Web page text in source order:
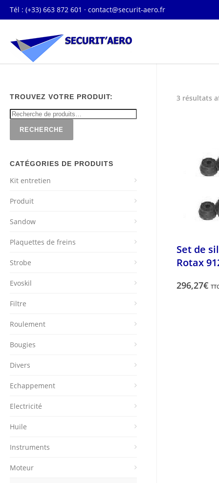
Tél : (+33) 663 872 601 · contact@securit-aero.fr
3 résultats
Set de
Rotax
296,27€
TROUVEZ VOTRE PRODUIT:
RECHERCHE
CATÉGORIES DE PRODUITS
Kit entretien
Produit
Sandow
Plaquettes de freins
Strobe
Evoskil
Filtre
Roulement
Bougies
Divers
Echappement
Electricité
Huile
Instruments
Moteur